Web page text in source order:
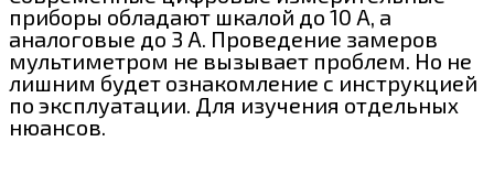
приборы обладают шкалой до 10 А, а
аналоговые до 3 А. Проведение замеров
мультиметром не вызывает проблем. Но не
лишним будет ознакомление с инструкцией
по эксплуатации. Для изучения отдельных
нюансов.